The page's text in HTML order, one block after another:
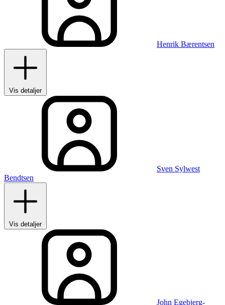
Henrik Bærentsen
Vis detaljer
Sven Sylwest
Bendtsen
Vis detaljer
John Egebjerg-